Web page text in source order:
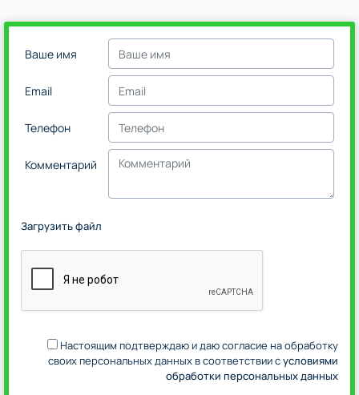
Ваше имя
Email
Телефон
Комментарий
Загрузить файл
Настоящим подтверждаю и даю согласие на обработку
своих персональных данных в соответствии сусловиями
обработки персональных данных